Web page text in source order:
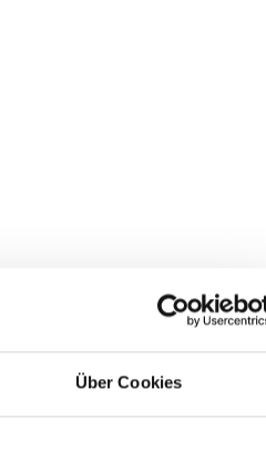
Über Cookies